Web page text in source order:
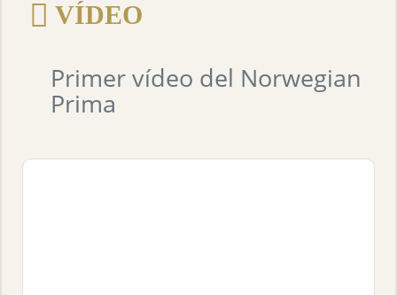
VÍDEO
Primer vídeo del Norwegian
Prima